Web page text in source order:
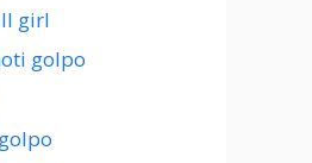
girl
golpo